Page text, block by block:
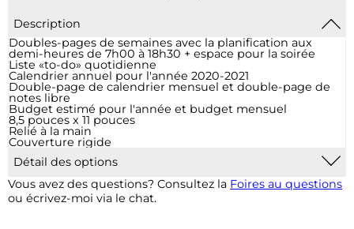
Description
Doubles-pages de semaines avec la planification aux
demi-heures de 7h00 à 18h30 + espace pour la soirée
Liste «to-do» quotidienne
Calendrier annuel pour l'année 2020-2021
Double-page de calendrier mensuel et double-page de
notes libre
Budget estimé pour l'année et budget mensuel
8,5 pouces x 11 pouces
Relié à la main
Couverture rigide
Détail des options
Marque-page :Un signet cousu à la reliure sera ajouté.
Les couleurs et accessoires du signet seront adaptés en
fonction du modèle.
Vous avez des questions? Consultez la Foires au questions
ou écrivez-moi via le chat.